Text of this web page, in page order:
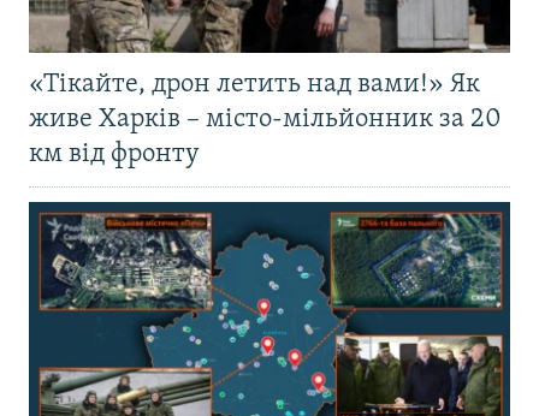
«Тікайте, дрон летить над вами!» Як
живе Харків – місто-мільйонник за 20
км від фронту